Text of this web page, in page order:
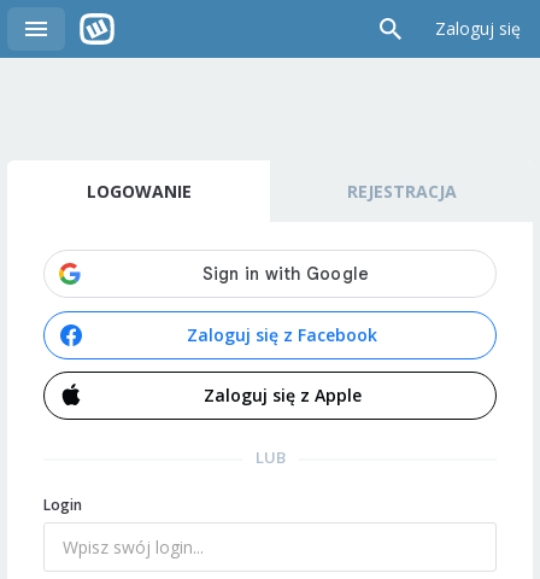
Zaloguj się
LOGOWANIE REJESTRACJA
Zaloguj się z Facebook
Zaloguj się z Apple
LUB
Login